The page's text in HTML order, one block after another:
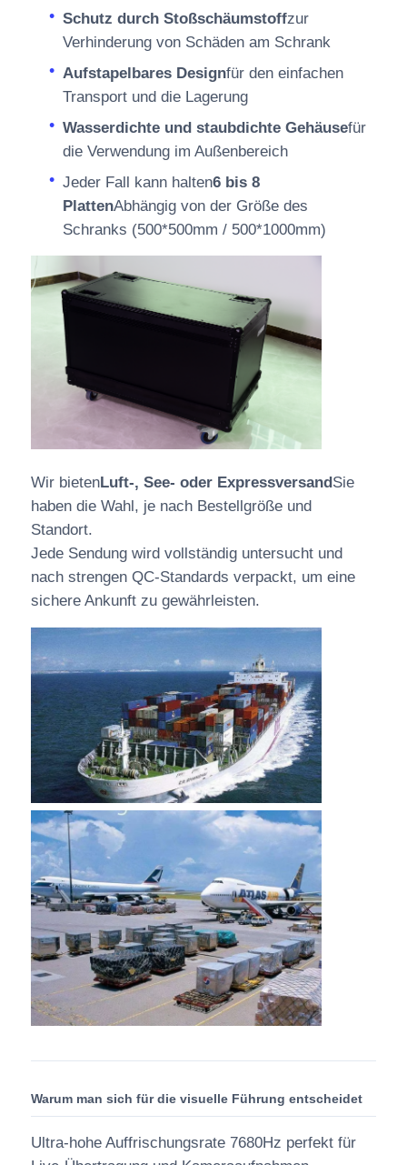
Schutz durch Stoßschäumstoffzur
Verhinderung von Schäden am Schrank
Aufstapelbares Designfür den einfachen
Transport und die Lagerung
Wasserdichte und staubdichte Gehäusefür
die Verwendung im Außenbereich
Jeder Fall kann halten6 bis 8
PlattenAbhängig von der Größe des
Schranks (500*500mm / 500*1000mm)
Wir bietenLuft-, See- oder ExpressversandSie
haben die Wahl, je nach Bestellgröße und
Standort.
Jede Sendung wird vollständig untersucht und
nach strengen QC-Standards verpackt, um eine
sichere Ankunft zu gewährleisten.
Warum man sich für die visuelle Führung entscheidet
Ultra-hohe Auffrischungsrate 7680Hz perfekt für